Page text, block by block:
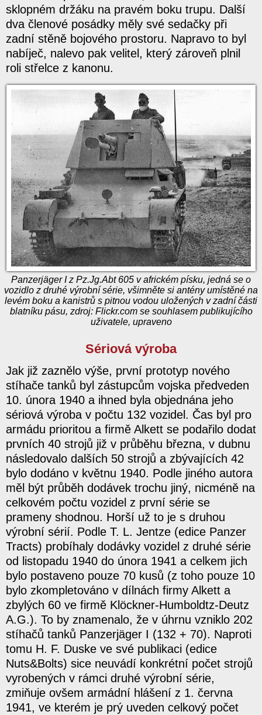
sklopném držáku na pravém boku trupu. Další
dva členové posádky měly své sedačky při
zadní stěně bojového prostoru. Napravo to byl
nabíječ, nalevo pak velitel, který zároveň plnil
roli střelce z kanonu.
Panzerjäger I z Pz.Jg.Abt 605 v africkém písku, jedná se o
vozidlo z druhé výrobní série, všimněte si antény umístěné na
levém boku a kanistrů s pitnou vodou uložených v zadní části
blatníku pásu, zdroj: Flickr.com se souhlasem publikujícího
uživatele, upraveno
Sériová výroba
Jak již zaznělo výše, první prototyp nového
stíhače tanků byl zástupcům vojska předveden
10. února 1940 a ihned byla objednána jeho
sériová výroba v počtu 132 vozidel. Čas byl pro
armádu prioritou a firmě Alkett se podařilo dodat
prvních 40 strojů již v průběhu března, v dubnu
následovalo dalších 50 strojů a zbývajících 42
bylo dodáno v květnu 1940. Podle jiného autora
měl být průběh dodávek trochu jiný, nicméně na
celkovém počtu vozidel z první série se
prameny shodnou. Horší už to je s druhou
výrobní sérií. Podle T. L. Jentze (edice Panzer
Tracts) probíhaly dodávky vozidel z druhé série
od listopadu 1940 do února 1941 a celkem jich
bylo postaveno pouze 70 kusů (z toho pouze 10
bylo zkompletováno v dílnách firmy Alkett a
zbylých 60 ve firmě Klöckner-Humboldtz-Deutz
A.G.). To by znamenalo, že v úhrnu vzniklo 202
stíhačů tanků Panzerjäger I (132 + 70). Naproti
tomu H. F. Duske ve své publikaci (edice
Nuts&Bolts) sice neuvádí konkrétní počet strojů
vyrobených v rámci druhé výrobní série,
zmiňuje ovšem armádní hlášení z 1. června
1941, ve kterém je prý uveden celkový počet